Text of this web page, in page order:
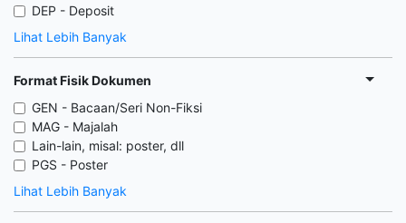
DEP - Deposit
Lihat Lebih Banyak
Format Fisik Dokumen
GEN - Bacaan/Seri Non-Fiksi
MAG - Majalah
Lain-lain, misal: poster, dll
PGS - Poster
Lihat Lebih Banyak